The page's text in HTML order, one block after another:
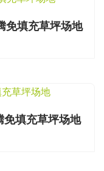
免填充草坪场地
填充草坪场地